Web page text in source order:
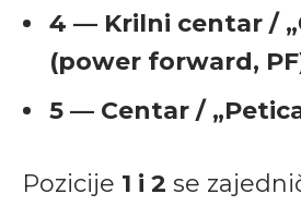
4 — Krilni centar /
(power forward,
5 — Centar /
Pozicije 1 i 2 se